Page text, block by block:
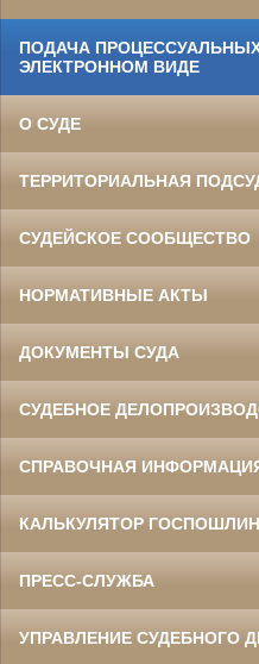
ПОДАЧА
ЭЛЕКТРОННОМ ВИДЕ
О СУДЕ
ТЕРРИТОРИАЛЬНАЯ
СУДЕЙСКОЕ СООБЩЕСТВО
НОРМАТИВНЫЕ АКТЫ
ДОКУМЕНТЫ СУДА
СУДЕБНОЕ
СПРАВОЧНАЯ
КАЛЬКУЛЯТОР
ПРЕСС-СЛУЖБА
УПРАВЛЕНИЕ СУДЕБНОГО